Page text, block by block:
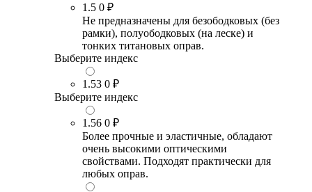
1.5 0 ₽
Не предназначены для безободковых (без
рамки), полуободковых (на леске) и
тонких титановых оправ.
Выберите индекс
1.53 0 ₽
Выберите индекс
1.56 0 ₽
Более прочные и эластичные, обладают
очень высокими оптическими
свойствами. Подходят практически для
любых оправ.